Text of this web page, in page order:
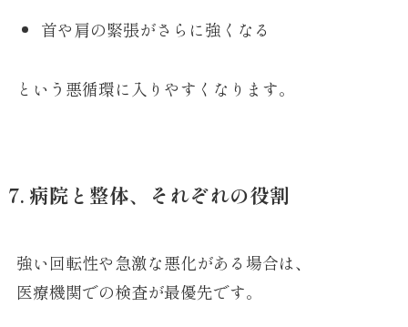
首や肩の緊張がさらに強くなる
という悪循環に入りやすくなります。
7. 病院と整体、それぞれの役割
強い回転性や急激な悪化がある場合は、
医療機関での検査が最優先です。